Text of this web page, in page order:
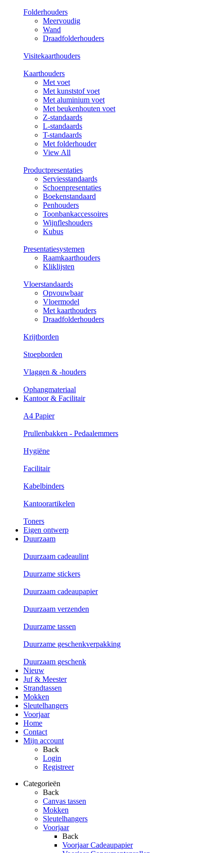
Folderhouders
Meervoudig
Wand
Draadfolderhouders
Visitekaarthouders
Kaarthouders
Met voet
Met kunststof voet
Met aluminium voet
Met beukenhouten voet
Z-standaards
L-standaards
T-standaards
Met folderhouder
View All
Productpresentaties
Serviesstandaards
Schoenpresentaties
Boekenstandaard
Penhouders
Toonbankaccessoires
Wijnfleshouders
Kubus
Presentatiesystemen
Raamkaarthouders
Kliklijsten
Vloerstandaards
Opvouwbaar
Vloermodel
Met kaarthouders
Draadfolderhouders
Krijtborden
Stoepborden
Vlaggen & -houders
Ophangmateriaal
Kantoor & Facilitair
A4 Papier
Prullenbakken - Pedaalemmers
Hygiëne
Facilitair
Kabelbinders
Kantoorartikelen
Toners
Eigen ontwerp
Duurzaam
Duurzaam cadeaulint
Duurzame stickers
Duurzaam cadeaupapier
Duurzaam verzenden
Duurzame tassen
Duurzame geschenkverpakking
Duurzaam geschenk
Nieuw
Juf & Meester
Strandtassen
Mokken
Sleutelhangers
Voorjaar
Home
Contact
Mijn account
Back
Login
Registreer
Categorieën
Back
Canvas tassen
Mokken
Sleutelhangers
Voorjaar
Back
Voorjaar Cadeaupapier